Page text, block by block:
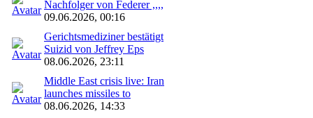
Nachfolger von Federer ,,,,
09.06.2026, 00:16
Gerichtsmediziner bestätigt
Suizid von Jeffrey Eps
08.06.2026, 23:11
Middle East crisis live: Iran
launches missiles to
08.06.2026, 14:33